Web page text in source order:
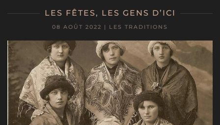
LES FÊTES, LES GENS D’ICI
08 AOÛT 2022 | LES TRADITIONS